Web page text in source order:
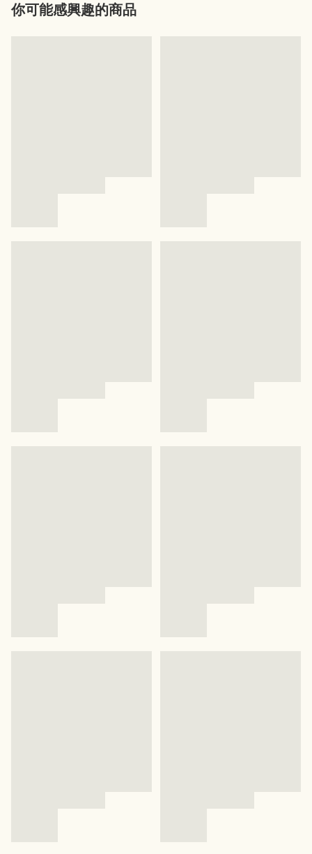
你可能感興趣的商品